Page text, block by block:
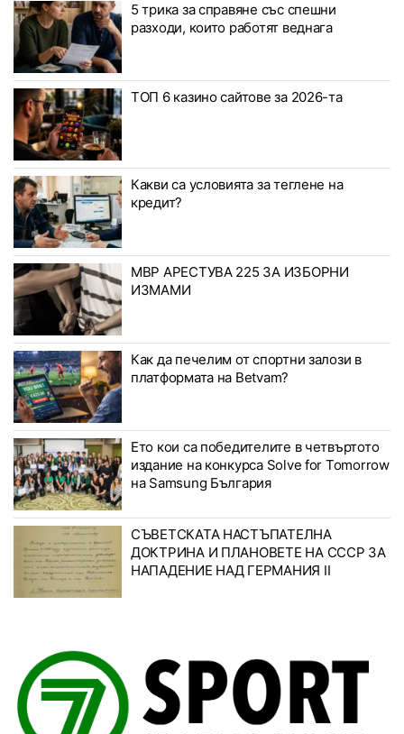
5 трика за справяне със спешни
разходи, които работят веднага
ТОП 6 казино сайтове за 2026-та
Какви са условията за теглене на
кредит?
МВР АРЕСТУВА 225 ЗА ИЗБОРНИ
ИЗМАМИ
Как да печелим от спортни залози в
платформата на Betvam?
Ето кои са победителите в четвъртото
издание на конкурса Solve for Tomorrow
на Samsung България
СЪВЕТСКАТА НАСТЪПАТЕЛНА
ДОКТРИНА И ПЛАНОВЕТЕ НА СССР ЗА
НАПАДЕНИЕ НАД ГЕРМАНИЯ II